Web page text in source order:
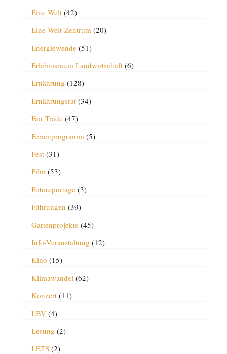
Eine Welt(42)
Eine-Welt-Zentrum (20)
Energiewende(51)
Erlebnisraum Landwirtschaft(6)
Ernährung (128)
Ernährungsrat(34)
Fair Trade(47)
Ferienprogramm (5)
Fest(31)
Film (53)
Fotoreportage(3)
Führungen (39)
Gartenprojekte(45)
Info-Veranstaltung (12)
Kino (15)
Klimawandel (62)
Konzert(11)
LBV(4)
Lesung (2)
LETS(2)